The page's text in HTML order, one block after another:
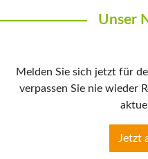
Unser
Melden Sie sich jetzt für
verpassen Sie nie wieder
Jetzt